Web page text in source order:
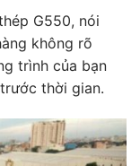
G550, nói
không rõ
trình của bạn
thời gian.